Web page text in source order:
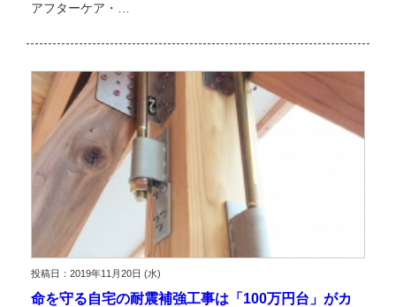
アフターケア・…
投稿日：2019年11月20日 (水)
命を守る自宅の耐震補強工事は「100万円台」がカ